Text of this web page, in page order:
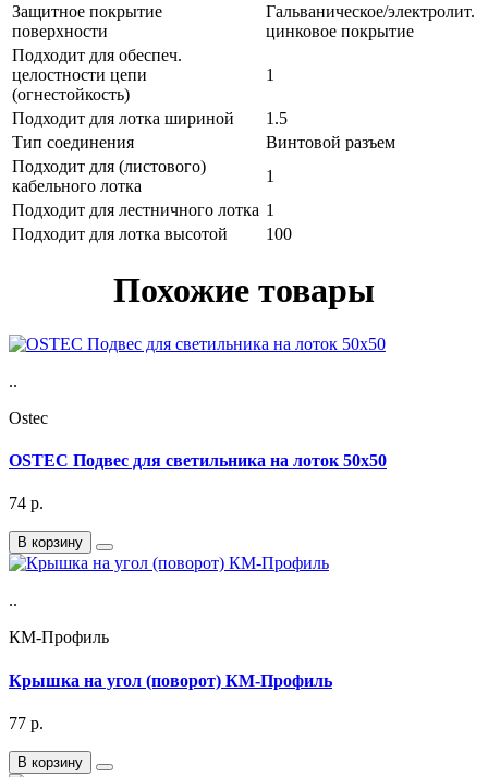
Защитное покрытие
поверхности
Гальваническое/электролит.
цинковое покрытие
Подходит для обеспеч.
целостности цепи
(огнестойкость)
1
Подходит для лотка шириной
1.5
Тип соединения
Винтовой разъем
Подходит для (листового)
кабельного лотка
1
Подходит для лестничного лотка 1
Подходит для лотка высотой
100
Похожие товары
..
Ostec
OSTEC Подвес для светильника на лоток 50х50
74 р.
В корзину
..
КМ-Профиль
Крышка на угол (поворот) КМ-Профиль
77 р.
В корзину